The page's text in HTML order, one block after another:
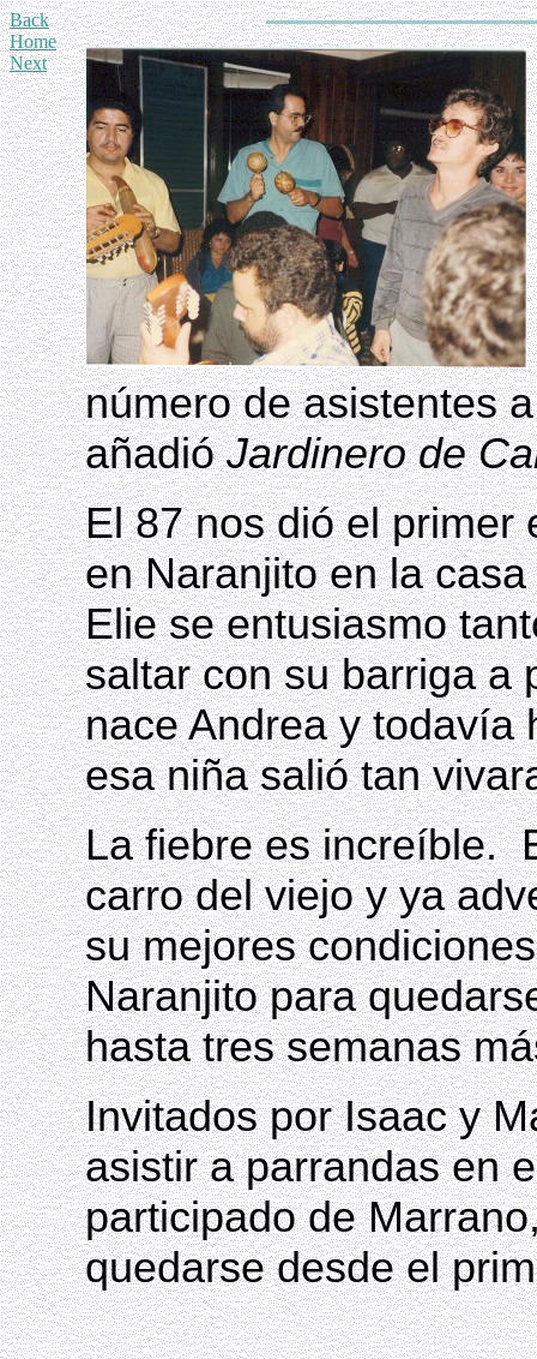
Back
Home
Next
número de asistentes
añadióJardinero de
El 87 nos dió el primer
en Naranjito en la
Elie se entusiasmo
saltar con su barriga a
nace Andrea y todavía
esa niña salió tan
La fiebre es increíble.
carro del viejo y ya
su mejores
Naranjito para
hasta tres semanas
Invitados por Isaac y
asistir a parrandas en
participado de
quedarse desde el